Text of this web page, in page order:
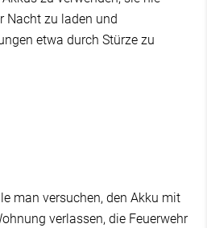
Nacht zu laden und
etwa durch Stürze zu
man versuchen, den Akku mit
verlassen, die Feuerwehr